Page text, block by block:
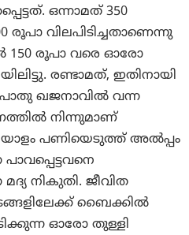
ഒന്നാമത് 350
വിലപിടിച്ചതാണെന്നു
രൂപാ വരെ ഓരോ
രണ്ടാമത്, ഇതിനായി
ഖജനാവിൽ വന്ന
നിന്നുമാണ്
പണിയെടുത്ത് അൽപ്പം
നികുതി. ജീവിത
ബൈക്കിൽ
ഓരോ തുള്ളി